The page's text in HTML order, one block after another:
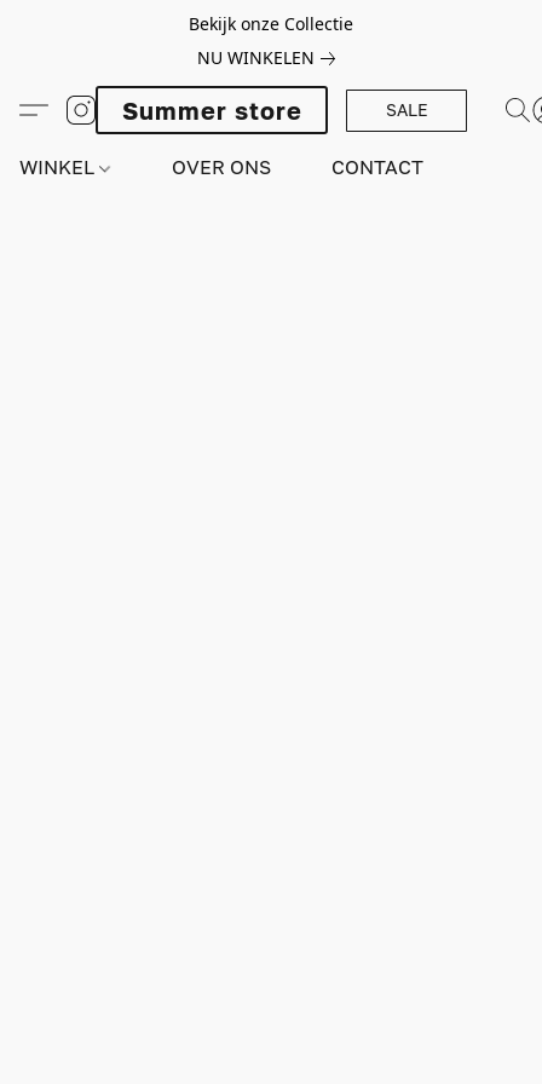
Bekijk onze Collectie
NU WINKELEN
Summer store SALE
WINKEL OVER ONS CONTACT